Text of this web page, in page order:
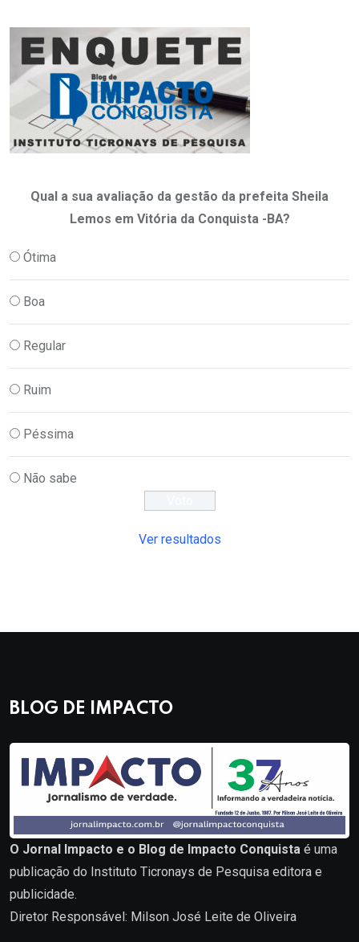
Qual a sua avaliação da gestão da prefeita Sheila
Lemos em Vitória da Conquista -BA?
Ótima
Boa
Regular
Ruim
Péssima
Não sabe
Ver resultados
BLOG DE IMPACTO
O Jornal Impacto e o Blog de Impacto Conquista é uma
publicação do Instituto Ticronays de Pesquisa editora e
publicidade.
Diretor Responsável: Milson José Leite de Oliveira